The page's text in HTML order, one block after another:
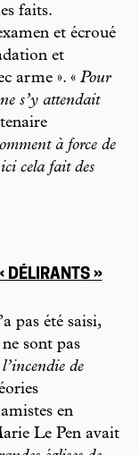
faits.
et écroué
et
arme ». « Pour
s’y attendait
à force de
cela fait des
DÉLIRANTS »
pas été saisi,
sont pas
de
en
Le Pen avait